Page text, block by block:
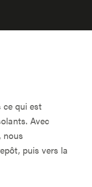
ce qui est
Avec
nous
puis vers la